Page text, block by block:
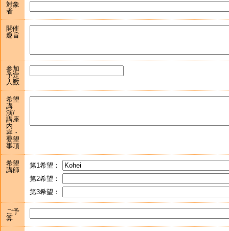
対象
者
開催
趣旨
参加
予定
人数
希望
講
演/
講座
内
容・
要望
事項
希望
講師
第1希望：
第2希望：
第3希望：
ご予
算